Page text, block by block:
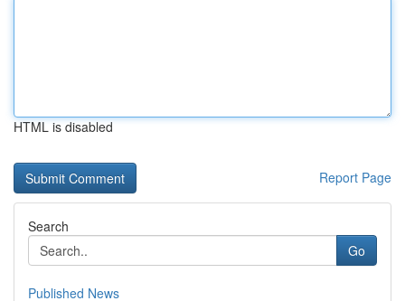
HTML is disabled
Report Page
Search
Go
Published News